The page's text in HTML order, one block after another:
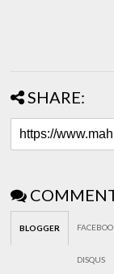
SHARE:
BLOGGER
DISQUS